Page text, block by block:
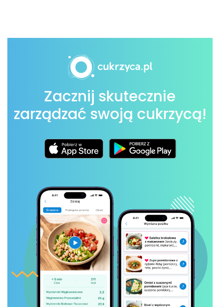
Zacznij skutecznie
zarządzać swoją cukrzycą!